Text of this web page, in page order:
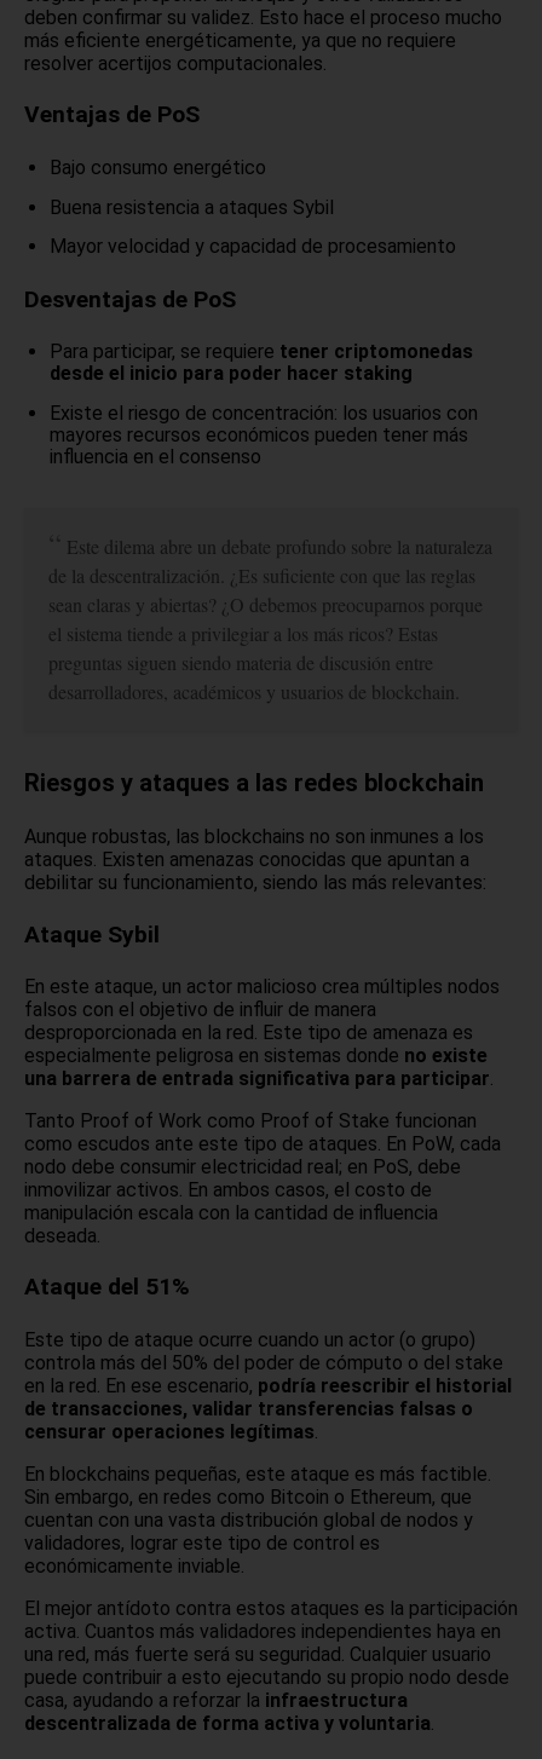
deben confirmar su validez. Esto hace el proceso mucho
más eficiente energéticamente, ya que no requiere
resolver acertijos computacionales.
Ventajas de PoS
Bajo consumo energético
Buena resistencia a ataques Sybil
Mayor velocidad y capacidad de procesamiento
Desventajas de PoS
Para participar, se requiere tener criptomonedas
desde el inicio para poder hacer staking
Existe el riesgo de concentración: los usuarios con
mayores recursos económicos pueden tener más
influencia en el consenso
Este dilema abre un debate profundo sobre la naturaleza
de la descentralización. ¿Es suficiente con que las reglas
sean claras y abiertas? ¿O debemos preocuparnos porque
el sistema tiende a privilegiar a los más ricos? Estas
preguntas siguen siendo materia de discusión entre
desarrolladores, académicos y usuarios de blockchain.
Riesgos y ataques a las redes blockchain
Aunque robustas, las blockchains no son inmunes a los
ataques. Existen amenazas conocidas que apuntan a
debilitar su funcionamiento, siendo las más relevantes:
Ataque Sybil
En este ataque, un actor malicioso crea múltiples nodos
falsos con el objetivo de influir de manera
desproporcionada en la red. Este tipo de amenaza es
especialmente peligrosa en sistemas donde no existe
una barrera de entrada significativa para participar.
Tanto Proof of Work como Proof of Stake funcionan
como escudos ante este tipo de ataques. En PoW, cada
nodo debe consumir electricidad real; en PoS, debe
inmovilizar activos. En ambos casos, el costo de
manipulación escala con la cantidad de influencia
deseada.
Ataque del 51%
Este tipo de ataque ocurre cuando un actor (o grupo)
controla más del 50% del poder de cómputo o del stake
en la red. En ese escenario, podría reescribir el historial
de transacciones, validar transferencias falsas o
censurar operaciones legítimas
En blockchains pequeñas, este ataque es más factible.
Sin embargo, en redes como Bitcoin o Ethereum, que
cuentan con una vasta distribución global de nodos y
validadores, lograr este tipo de control es
económicamente inviable.
El mejor antídoto contra estos ataques es la participación
activa. Cuantos más validadores independientes haya en
una red, más fuerte será su seguridad. Cualquier usuario
puede contribuir a esto ejecutando su propio nodo desde
casa, ayudando a reforzar la infraestructura
descentralizada de forma activa y voluntaria